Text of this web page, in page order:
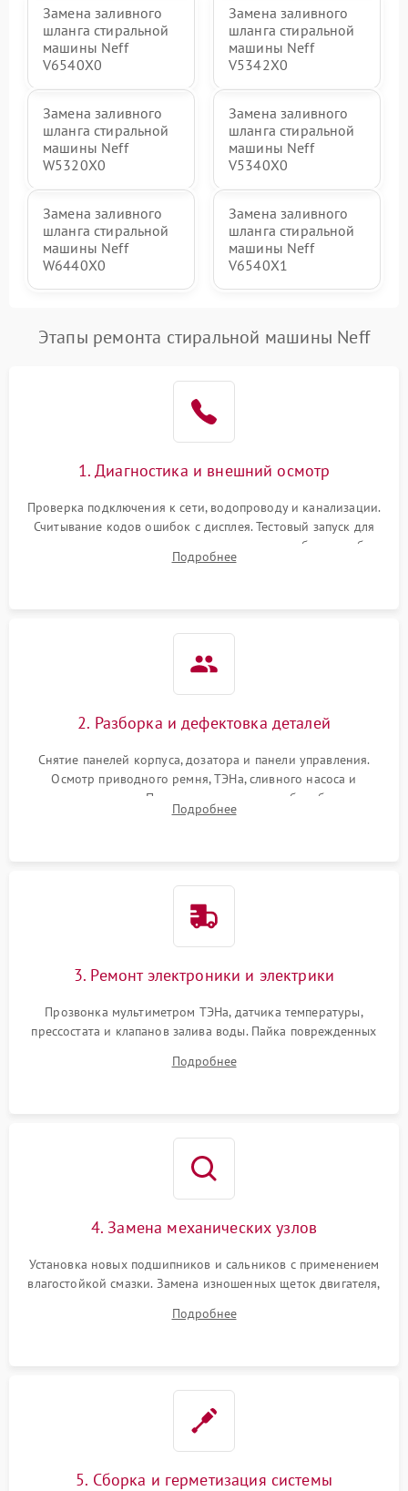
Замена заливного
шланга стиральной
машины Neff
V6540X0
Замена заливного
шланга стиральной
машины Neff
V5342X0
Замена заливного
шланга стиральной
машины Neff
W5320X0
Замена заливного
шланга стиральной
машины Neff
V5340X0
Замена заливного
шланга стиральной
машины Neff
W6440X0
Замена заливного
шланга стиральной
машины Neff
V6540X1
Этапы ремонта стиральной машины Neff
1. Диагностика и внешний осмотр
Проверка подключения к сети, водопроводу и канализации.
Считывание кодов ошибок с дисплея. Тестовый запуск для
выявления посторонних шумов, протечек или сбоев в работе
электронного модуля управления.
Подробнее
2. Разборка и дефектовка деталей
Снятие панелей корпуса, дозатора и панели управления.
Осмотр приводного ремня, ТЭНа, сливного насоса и
амортизаторов. Проверка подшипников барабана и
крестовины на износ, а манжеты люка на разрывы.
Подробнее
3. Ремонт электроники и электрики
Прозвонка мультиметром ТЭНа, датчика температуры,
прессостата и клапанов залива воды. Пайка поврежденных
Восстановление целостности проводки и контактов.
Подробнее
4. Замена механических узлов
Установка новых подшипников и сальников с применением
влагостойкой смазки. Замена изношенных щеток двигателя,
или поврежденной резиновой манжеты.
Подробнее
5. Сборка и герметизация системы